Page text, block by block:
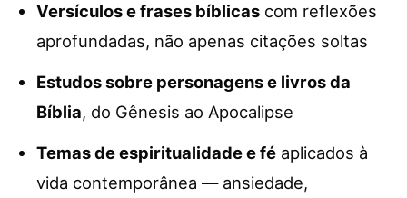
Versículos e frases bíblicas com reflexões
aprofundadas, não apenas citações soltas
Estudos sobre personagens e livros da
Bíblia, do Gênesis ao Apocalipse
Temas de espiritualidade e fé aplicados à
vida contemporânea — ansiedade,